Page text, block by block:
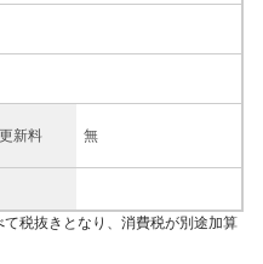
更新料 無
税抜きとなり、消費税が別途加算